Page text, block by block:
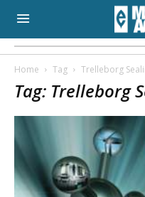
Home Tag Trelleborg
Tag: Trelleborg